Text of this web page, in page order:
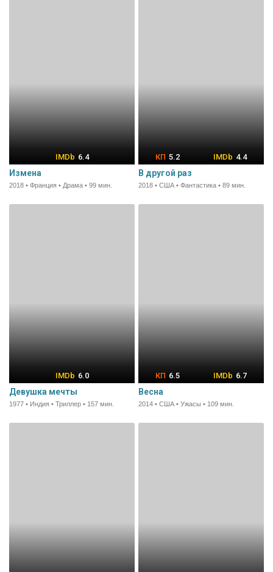
6.4
Измена
2018 • Франция • Драма • 99 мин.
5.2 4.4
В другой раз
2018 • США • Фантастика • 89 мин.
6.0
Девушка мечты
1977 • Индия • Триллер • 157 мин.
6.5 6.7
Весна
2014 • США • Ужасы • 109 мин.